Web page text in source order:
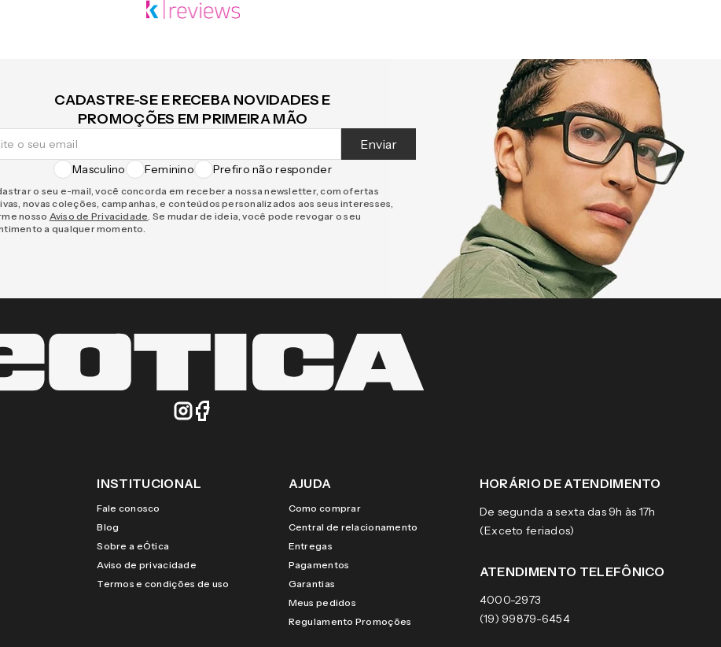
CADASTRE-SE E RECEBA NOVIDADES E
PROMOÇÕES EM PRIMEIRA MÃO
Enviar
Masculino Feminino Prefiro não responder
o seu e-mail, você concorda em receber a nossa newsletter, com ofertas
novas coleções, campanhas, e conteúdos personalizados aos seus interesses,
nosso Aviso de Privacidade. Se mudar de ideia, você pode revogar o seu
a qualquer momento.
INSTITUCIONAL
Fale conosco
Blog
Sobre a eÓtica
Aviso de privacidade
Termos e condições de uso
AJUDA
Como comprar
Central de relacionamento
Entregas
Pagamentos
Garantias
Meus pedidos
Regulamento Promoções
HORÁRIO DE ATENDIMENTO
De segunda a sexta das 9h às 17h
(Exceto feriados)
ATENDIMENTO TELEFÔNICO
4000-2973
(19) 99879-6454